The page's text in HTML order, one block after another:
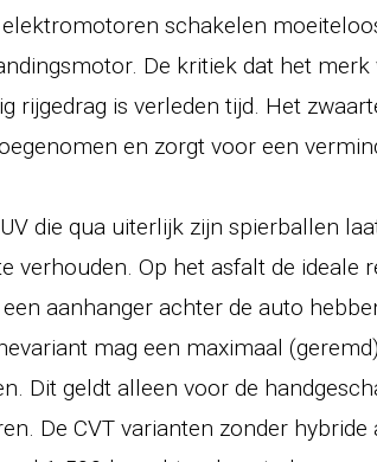
schakelen
De kritiek dat het
rijgedrag is verleden tijd. Het
en zorgt voor een
die qua uiterlijk zijn spierballen
verhouden. Op het asfalt de ideale
aanhanger achter de auto
mag een maximaal
Dit geldt alleen voor de
De CVT varianten zonder